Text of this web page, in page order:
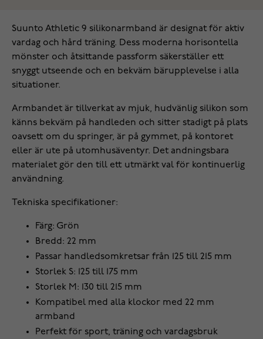
Suunto Athletic 9 silikonarmband är designat för aktiv
vardag och hård träning. Dess moderna horisontella
mönster och åtsittande passform säkerställer ett
snyggt utseende och en bekväm bärupplevelse i alla
situationer.
Armbandet är tillverkat av mjuk, hudvänlig silikon som
känns bekväm på handleden och sitter stadigt på plats
oavsett om du springer, är på gymmet, på kontoret
eller är ute på utomhusäventyr. Det andningsbara
materialet gör den till ett utmärkt val för kontinuerlig
användning.
Tekniska specifikationer:
Färg: Grön
Bredd: 22 mm
Passar handledsomkretsar från 125 till 215 mm
Storlek S: 125 till 175 mm
Storlek M: 130 till 215 mm
Kompatibel med alla klockor med 22 mm
armband
Perfekt för sport, träning och vardagsbruk